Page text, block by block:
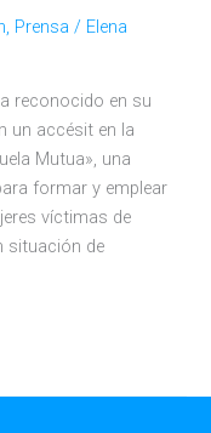
Prensa / Elena
reconocido en su
un accésit en la
Mutua», una
formar y emplear
víctimas de
situación de